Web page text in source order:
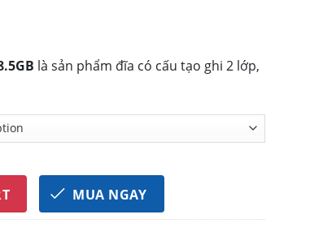
là sản phẩm đĩa có cấu tạo ghi 2 lớp,
bán lẻ quantityMUA NGAY